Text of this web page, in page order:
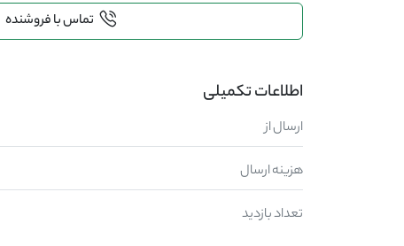
تماس با فروشنده
اطلاعات تکمیلی
ارسال از
هزینه ارسال
تعداد بازدید